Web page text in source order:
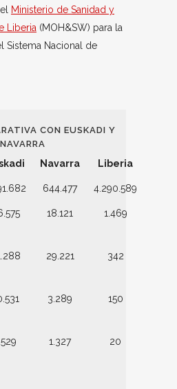
Ministerio de Sanidad y
Liberia (MOH&SW) para la
Sistema Nacional de
CON EUSKADI Y
NAVARRA
Navarra Liberia
644.477 4.290.589
18.121 1.469
29.221 342
3.289 150
1.327 20